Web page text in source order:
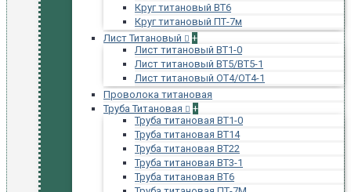
Круг титановый ВТ6
Круг титановый ПТ-7м
Лист Титановый
+
Лист титановый ВТ1-0
Лист титановый ВТ5/ВТ5-1
Лист титановый ОТ4/ОТ4-1
Проволока титановая
Труба Титановая
+
Труба титановая ВТ1-0
Труба титановая ВТ14
Труба титановая ВТ22
Труба титановая ВТ3-1
Труба титановая ВТ6